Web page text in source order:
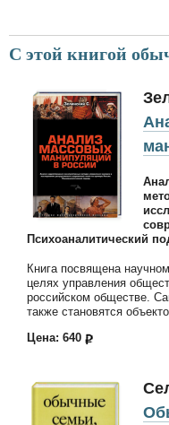
С этой книгой
Психоаналитический
Книга посвящена
целях управления
российском обществе.
также становятся
Цена: 640